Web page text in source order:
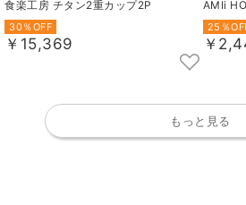
食楽工房 チタン2重カップ2P
30％OFF
￥15,369
AMIi
25％
￥
もっと見る